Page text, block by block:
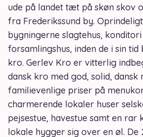
ude på landet tæt på skøn skov
fra Frederikssund by.
bygningerne slagtehus,
forsamlingshus, inden de i sin
kro. Gerlev Kro er vitterlig
dansk kro med god, solid, dansk
familievenlige priser på
charmerende lokaler huser
pejsestue, havestue samt en rar
lokale hygger sig over en øl. De